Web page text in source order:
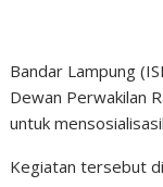
Bandar Lampung
Dewan Perwakilan
untuk
Kegiatan tersebut